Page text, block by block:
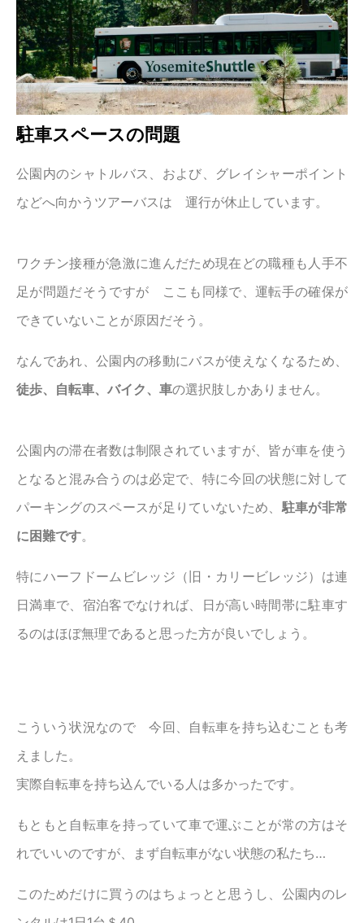
駐車スペースの問題
公園内のシャトルバス、および、グレイシャーポイント
などへ向かうツアーバスは 運行が休止しています。
ワクチン接種が急激に進んだため現在どの職種も人手不
足が問題だそうですが ここも同様で、運転手の確保が
できていないことが原因だそう。
なんであれ、公園内の移動にバスが使えなくなるため、
徒歩、自転車、バイク、車の選択肢しかありません。
公園内の滞在者数は制限されていますが、皆が車を使う
となると混み合うのは必定で、特に今回の状態に対して
パーキングのスペースが足りていないため、 駐車が非常
に困難です。
特にハーフドームビレッジ（旧・カリービレッジ）は連
日満車で、宿泊客でなければ、日が高い時間帯に駐車す
るのはほぼ無理であると思った方が良いでしょう。
こういう状況なので 今回、自転車を持ち込むことも考
えました。
実際自転車を持ち込んでいる人は多かったです。
もともと自転車を持っていて車で運ぶことが常の方はそ
れでいいのですが、まず自転車がない状態の私たち…
このためだけに買うのはちょっとと思うし、公園内のレ